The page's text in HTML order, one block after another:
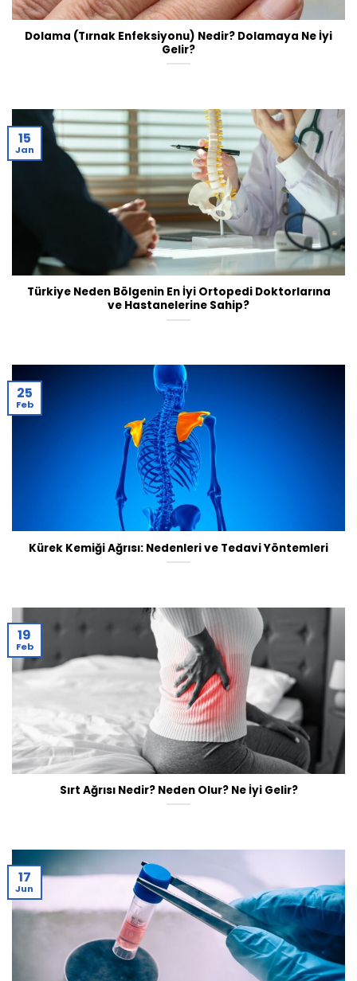
Dolama (Tırnak Enfeksiyonu) Nedir? Dolamaya Ne İyi
Gelir?
Türkiye Neden Bölgenin En İyi Ortopedi Doktorlarına
ve Hastanelerine Sahip?
15
Jan
Kürek Kemiği Ağrısı: Nedenleri ve Tedavi Yöntemleri
25
Feb
Sırt Ağrısı Nedir? Neden Olur? Ne İyi Gelir?
19
Feb
17
Jun